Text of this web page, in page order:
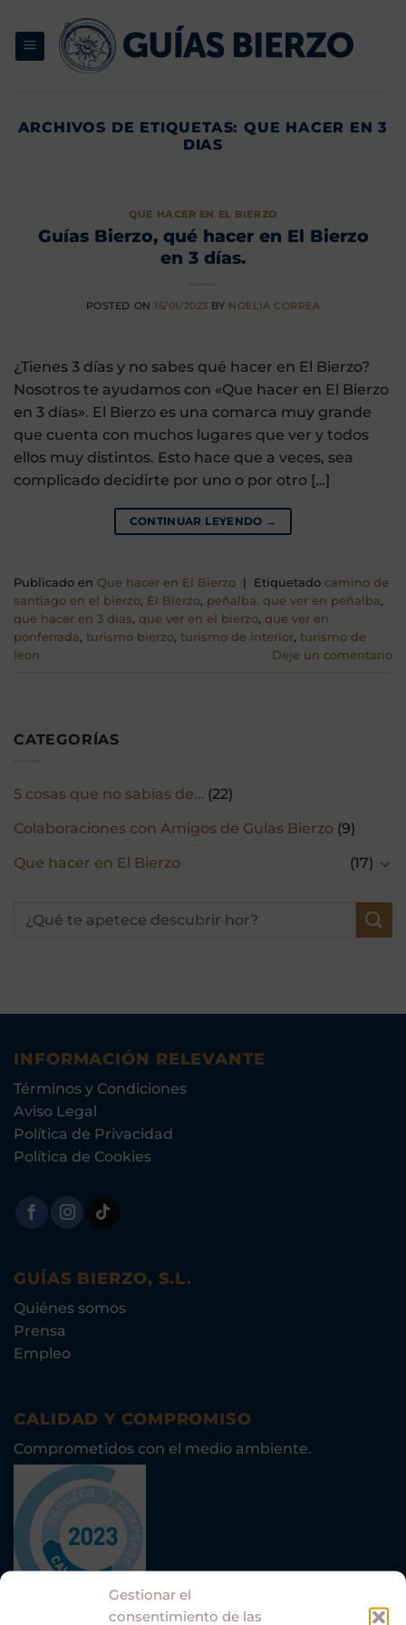
Gestionar el
consentimiento de las
contenido
ARCHIVOS DE ETIQUETAS:QUE HACER EN 3
DIAS
CATEGORÍAS
5 cosas que no sabías de… (22)
Colaboraciones con Amigos de Guías Bierzo (9)
Que hacer en El Bierzo
(17)
QUE HACER EN EL BIERZO
Guías Bierzo, qué hacer en El Bierzo
en 3 días.
POSTED ON15/01/2023 BY NOELIA CORREA
¿Tienes 3 días y no sabes qué hacer en El Bierzo?
Nosotros te ayudamos con «Que hacer en El Bierzo
en 3 días». El Bierzo es una comarca muy grande
que cuenta con muchos lugares que ver y todos
ellos muy distintos. Esto hace que a veces, sea
complicado decidirte por uno o por otro […]
CONTINUAR LEYENDO →
Publicado en Que hacer en El Bierzo Etiquetado camino de
santiago en el bierzo, El Bierzo, peñalba. que ver en peñalba,
que hacer en 3 dias, que ver en el bierzo, que ver en
ponferrada, turismo bierzo, turismo de interior, turismo de
leon
Deje un comentario
INFORMACIÓN RELEVANTE
Términos y Condiciones
Aviso Legal
Política de Privacidad
Política de Cookies
GUÍAS BIERZO, S.L.
Quiénes somos
Prensa
Empleo
CALIDAD Y COMPROMISO
Comprometidos con el medio ambiente.